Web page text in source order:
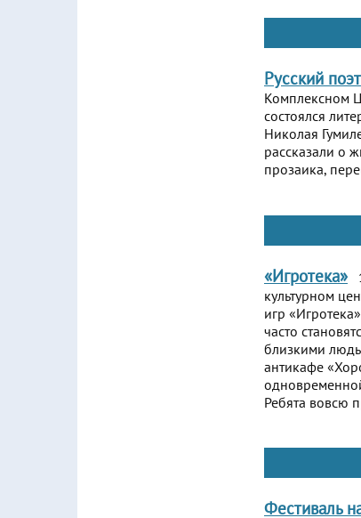
Русский
Комплексном
состоялся
Николая
рассказали о
прозаика,
«Игротека»
культурном
игр
часто
близкими
антикафе
Ребята вовсю
Фестиваль